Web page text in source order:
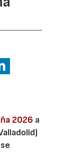
2026 a